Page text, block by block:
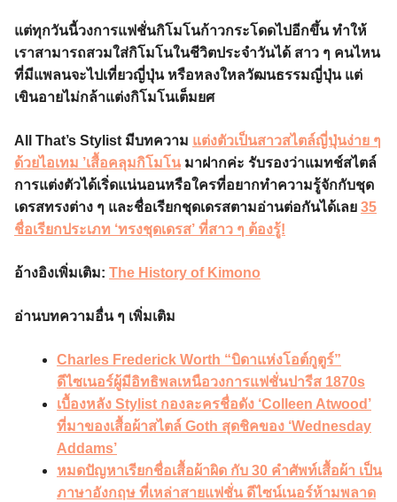
แต่ทุกวันนี้วงการแฟชั่นกิโมโนก้าวกระโดดไปอีกขึ้น ทำให้
เราสามารถสวมใส่กิโมโนในชีวิตประจำวันได้ สาว ๆ คนไหน
ที่มีแพลนจะไปเที่ยวญี่ปุ่น หรือหลงใหลวัฒนธรรมญี่ปุ่น แต่
เขินอายไม่กล้าแต่งกิโมโนเต็มยศ
All That’s Stylist มีบทความ แต่งตัวเป็นสาวสไตล์ญี่ปุ่นง่าย ๆ
ด้วยไอเทม ’เสื้อคลุมกิโมโน มาฝากค่ะ รับรองว่าแมทช์สไตล์
การแต่งตัวได้เริ่ดแน่นอนหรือใครที่อยากทำความรู้จักกับชุด
เดรสทรงต่าง ๆ และชื่อเรียกชุดเดรสตามอ่านต่อกันได้เลย 35
ชื่อเรียกประเภท ‘ทรงชุดเดรส’ ที่สาว ๆ ต้องรู้!
อ้างอิงเพิ่มเติม: The History of Kimono
อ่านบทความอื่น ๆ เพิ่มเติม
Charles Frederick Worth “บิดาแห่งโอต์กูตูร์”
ดีไซเนอร์ผู้มีอิทธิพลเหนือวงการแฟชั่นปารีส 1870s
เบื้องหลัง Stylist กองละครชื่อดัง ‘Colleen Atwood’
ที่มาของเสื้อผ้าสไตล์ Goth สุดชิคของ ‘Wednesday
Addams’
หมดปัญหาเรียกชื่อเสื้อผ้าผิด กับ 30 คำศัพท์เสื้อผ้า เป็น
ภาษาอังกฤษ ที่เหล่าสายแฟชั่น ดีไซน์เนอร์ห้ามพลาด